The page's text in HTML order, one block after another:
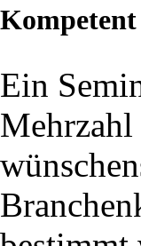
Ein
Mehrzahl